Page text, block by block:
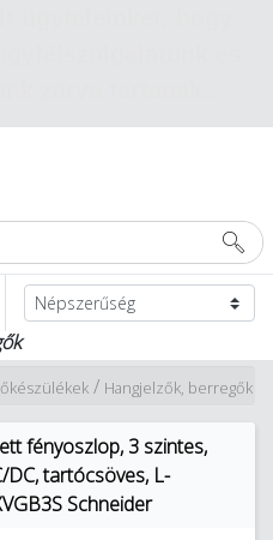
Hangjelzők, berregők
/
fényoszlop, 3 szintes,
DC, tartócsöves, L-
Schneider